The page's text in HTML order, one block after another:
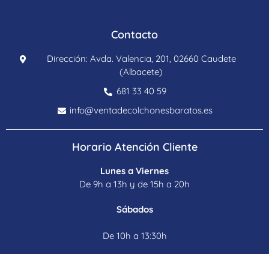
Contacto
Dirección: Avda. Valencia, 201, 02660 Caudete
(Albacete)
681 33 40 59
info@ventadecolchonesbaratos.es
Horario Atención Cliente
Lunes a Viernes
De 9h a 13h y de 15h a 20h
Sábados
De 10h a 13:30h